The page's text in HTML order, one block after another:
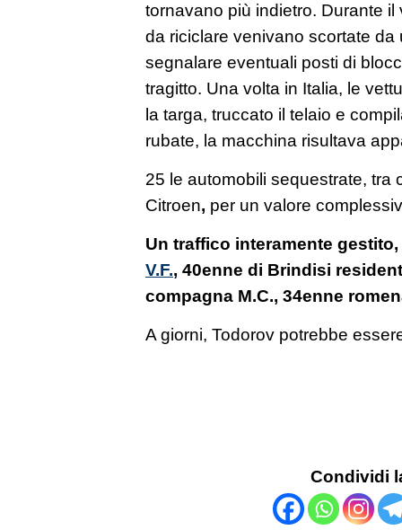
tornavano più indietro. Durante
da riciclare venivano scortate da
segnalare eventuali posti di
tragitto. Una volta in Italia, le
la targa, truccato il telaio e
rubate, la macchina risultava
25 le automobili sequestrate, tra
Citroen, per un valore
Un traffico interamente
V.F., 40enne di Brindisi
compagna M.C., 34enne
A giorni, Todorov potrebbe
Condividi